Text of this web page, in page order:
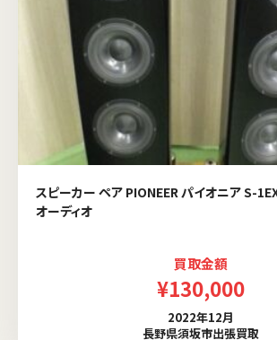
スピーカー ペア PIONEER パイオニア S-
オーディオ
買取金額
¥130,000
2022年12月
長野県須坂市出張買取